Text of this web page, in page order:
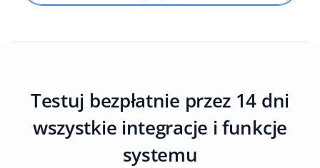
Testuj bezpłatnie przez 14 dni
wszystkie integracje i funkcje
systemu